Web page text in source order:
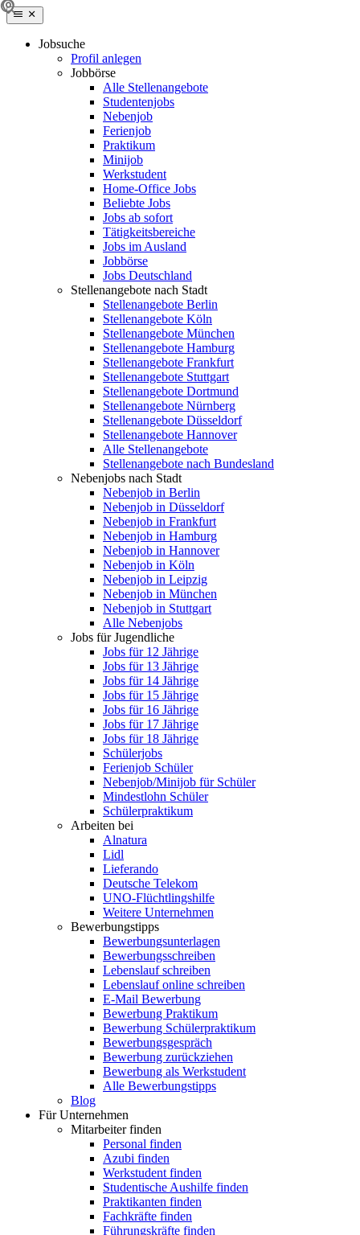
Jobsuche
Profil anlegen
Jobbörse
Alle Stellenangebote
Studentenjobs
Nebenjob
Ferienjob
Praktikum
Minijob
Werkstudent
Home-Office Jobs
Beliebte Jobs
Jobs ab sofort
Tätigkeitsbereiche
Jobs im Ausland
Jobbörse
Jobs Deutschland
Stellenangebote nach Stadt
Stellenangebote Berlin
Stellenangebote Köln
Stellenangebote München
Stellenangebote Hamburg
Stellenangebote Frankfurt
Stellenangebote Stuttgart
Stellenangebote Dortmund
Stellenangebote Nürnberg
Stellenangebote Düsseldorf
Stellenangebote Hannover
Alle Stellenangebote
Stellenangebote nach Bundesland
Nebenjobs nach Stadt
Nebenjob in Berlin
Nebenjob in Düsseldorf
Nebenjob in Frankfurt
Nebenjob in Hamburg
Nebenjob in Hannover
Nebenjob in Köln
Nebenjob in Leipzig
Nebenjob in München
Nebenjob in Stuttgart
Alle Nebenjobs
Jobs für Jugendliche
Jobs für 12 Jährige
Jobs für 13 Jährige
Jobs für 14 Jährige
Jobs für 15 Jährige
Jobs für 16 Jährige
Jobs für 17 Jährige
Jobs für 18 Jährige
Schülerjobs
Ferienjob Schüler
Nebenjob/Minijob für Schüler
Mindestlohn Schüler
Schülerpraktikum
Arbeiten bei
Alnatura
Lidl
Lieferando
Deutsche Telekom
UNO-Flüchtlingshilfe
Weitere Unternehmen
Bewerbungstipps
Bewerbungsunterlagen
Bewerbungsschreiben
Lebenslauf schreiben
Lebenslauf online schreiben
E-Mail Bewerbung
Bewerbung Praktikum
Bewerbung Schülerpraktikum
Bewerbungsgespräch
Bewerbung zurückziehen
Bewerbung als Werkstudent
Alle Bewerbungstipps
Blog
Für Unternehmen
Mitarbeiter finden
Personal finden
Azubi finden
Werkstudent finden
Studentische Aushilfe finden
Praktikanten finden
Fachkräfte finden
Führungskräfte finden